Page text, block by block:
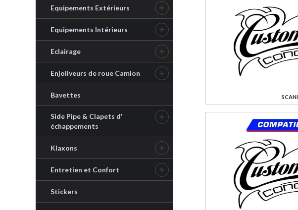
Equipements Extérieurs 
Equipements Intérieurs 
Eclairage 
Enjoliveurs de roue Camion 
Bavettes
Side Pipe & Clapets d'
échappements

Klaxons 
Entretien et Confort 
Stickers